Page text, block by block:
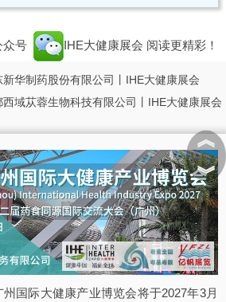
众号 IHE大健康展会 阅读更精彩！
新华制药股份有限公司丨IHE大健康展会
西域苁蓉生物科技有限公司丨IHE大健康展会
国际大健康产业博览会将于2027年3月
︽
︾